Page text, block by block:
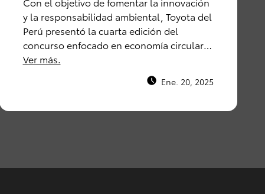
sector automotriz
y la responsabilidad ambiental, Toyota del
Perú presentó la cuarta edición del
concurso enfocado en economía circular
en colaboración con la Facultad de Arte y
Diseño de la Pontificia Universidad
Ver más.
Ene. 20, 2025